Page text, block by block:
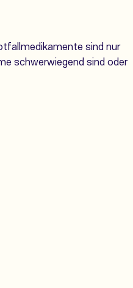
sind nur
schwerwiegend sind oder